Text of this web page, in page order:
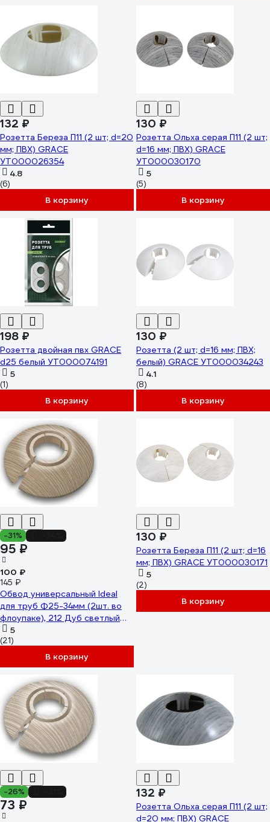
132 ₽
Розетта Береза П11 (2 шт; d=20
мм; ПВХ) GRACE
УТ000026354
4.8
(6)
В корзину
130 ₽
Розетта Ольха серая П11 (2 шт;
d=16 мм; ПВХ) GRACE
УТ000030170
5
(5)
В корзину
198 ₽
Розетта двойная пвх GRACE
d25 белый УТ000074191
5
(1)
В корзину
130 ₽
Розетта (2 шт; d=16 мм; ПВХ;
белый) GRACE УТ000034243
4.1
(8)
В корзину
-31%
95 ₽
100 ₽
145 ₽
Обвод универсальный Ideal
для труб Ф25-34мм (2шт. во
флоупаке), 212 Дуб светлый
ОТ25-34-Ф2 212 ДУБ СВТ
5
(21)
В корзину
130 ₽
Розетта Береза П11 (2 шт; d=16
мм; ПВХ) GRACE УТ000030171
5
(2)
В корзину
-26%
73 ₽
132 ₽
Розетта Ольха серая П11 (2 шт;
d=20 мм; ПВХ) GRACE